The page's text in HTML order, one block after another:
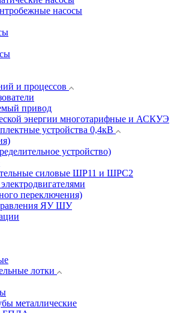
насосы
и процессов
привод
энергии многотарифные и АСКУЭ
устройства 0,4кВ
устройство)
силовые ШР11 и ШРС2
переключения)
ЯУ ШУ
лотки
металлические